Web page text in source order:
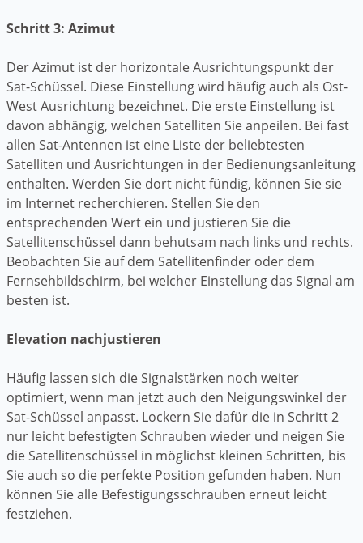
Schritt 3: Azimut
Der Azimut ist der horizontale Ausrichtungspunkt der
Sat-Schüssel. Diese Einstellung wird häufig auch als Ost-
West Ausrichtung bezeichnet. Die erste Einstellung ist
davon abhängig, welchen Satelliten Sie anpeilen. Bei fast
allen Sat-Antennen ist eine Liste der beliebtesten
Satelliten und Ausrichtungen in der Bedienungsanleitung
enthalten. Werden Sie dort nicht fündig, können Sie sie
im Internet recherchieren. Stellen Sie den
entsprechenden Wert ein und justieren Sie die
Satellitenschüssel dann behutsam nach links und rechts.
Beobachten Sie auf dem Satellitenfinder oder dem
Fernsehbildschirm, bei welcher Einstellung das Signal am
besten ist.
Elevation nachjustieren
Häufig lassen sich die Signalstärken noch weiter
optimiert, wenn man jetzt auch den Neigungswinkel der
Sat-Schüssel anpasst. Lockern Sie dafür die in Schritt 2
nur leicht befestigten Schrauben wieder und neigen Sie
die Satellitenschüssel in möglichst kleinen Schritten, bis
Sie auch so die perfekte Position gefunden haben. Nun
können Sie alle Befestigungsschrauben erneut leicht
festziehen.